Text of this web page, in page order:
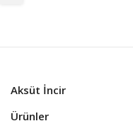
Aksüt İncir
Ürünler